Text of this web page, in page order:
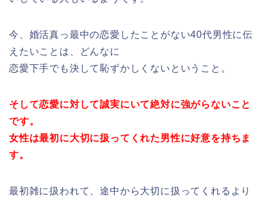
今、婚活真っ最中の恋愛したことがない40代男性に伝
えたいことは、どんなに
恋愛下手でも決して恥ずかしくないということ。
そして恋愛に対して誠実にいて絶対に強がらないこと
です。
女性は最初に大切に扱ってくれた男性に好意を持ちま
す。
最初雑に扱われて、途中から大切に扱ってくれるより